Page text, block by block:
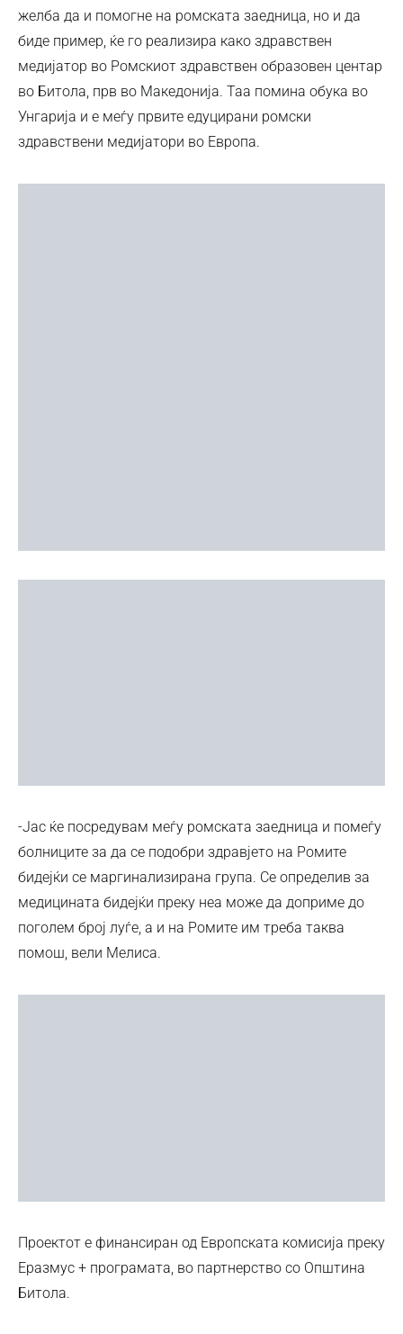
желба да и помогне на ромската заедница, но и да
биде пример, ќе го реализира како здравствен
медијатор во Ромскиот здравствен образовен центар
во Битола, прв во Македонија. Таа помина обука во
Унгарија и е меѓу првите едуцирани ромски
здравствени медијатори во Европа.
-Јас ќе посредувам меѓу ромската заедница и помеѓу
болниците за да се подобри здравјето на Ромите
бидејќи се маргинализирана група. Се определив за
медицината бидејќи преку неа може да доприме до
поголем број луѓе, а и на Ромите им треба таква
помош, вели Мелиса.
Проектот е финансиран од Европската комисија преку
Еразмус + програмата, во партнерство со Општина
Битола.